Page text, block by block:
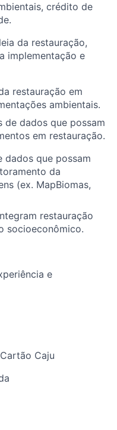
crédito de
da restauração,
implementação e
restauração em
ambientais.
de dados que possam
em restauração.
dados que possam
da
(ex. MapBiomas,
restauração
socioeconômico.
e
Caju